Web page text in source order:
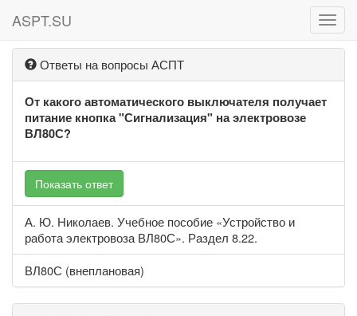
ASPT.SU
Ответы на вопросы АСПТ
От какого автоматического выключателя получает
питание кнопка "Сигнализация" на электровозе
ВЛ80С?
Показать ответ
А. Ю. Николаев. Учебное пособие «Устройство и
работа электровоза ВЛ80С». Раздел 8.22.
ВЛ80С (внеплановая)